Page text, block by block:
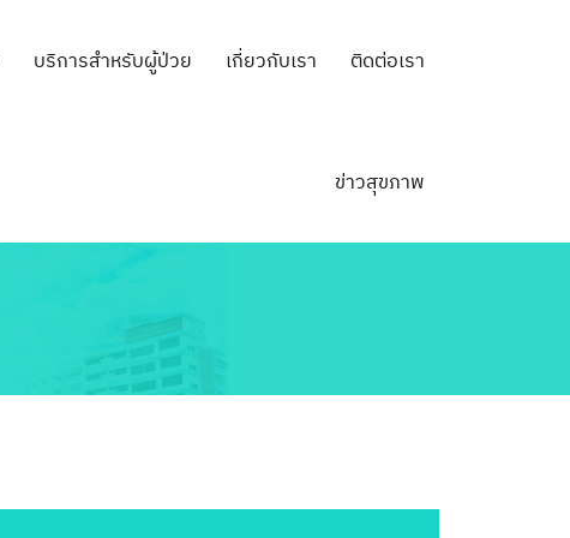
บริการสำหรับผู้ป่วย เกี่ยวกับเรา ติดต่อเรา
ข่าวสุขภาพ